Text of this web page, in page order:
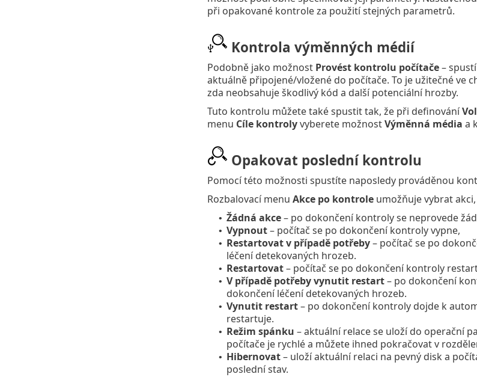
při opakované kontrole za použití stejných parametrů.
Kontrola výměnných médií
Podobně jako možnost Provést kontrolu počítače–
aktuálně připojené/vložené do počítače. To je užitečné ve
zda neobsahuje škodlivý kód a další potenciální hrozby.
Tuto kontrolu můžete také spustit tak, že při definování
menu Cíle kontrolyvyberete možnostVýměnná média a
Opakovat poslední kontrolu
Pomocí této možnosti spustíte naposledy prováděnou
Rozbalovací menu Akce po kontroleumožňuje vybrat
• Žádná akce– po dokončení kontroly se neprovede
• Vypnout– počítač se po dokončení kontroly vypne,
• Restartovat v případě potřeby– počítač se po
léčení detekovaných hrozeb.
• Restartovat– počítač se po dokončení kontroly
• V případě potřeby vynutit restart– po dokončení
dokončení léčení detekovaných hrozeb.
• Vynutit restart– po dokončení kontroly dojde k
restartuje.
• Režim spánku – aktuální relace se uloží do operační
počítače je rychlé a můžete ihned pokračovat v
• Hibernovat– uloží aktuální relaci na pevný disk a
poslední stav.